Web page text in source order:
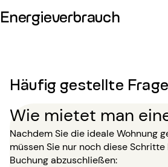
Energieverbrauch
Häufig gestellte
Wie mietet man
Nachdem Sie die ideale Wohnung
müssen Sie nur noch diese
Buchung abzuschließen: